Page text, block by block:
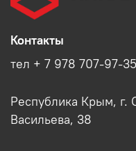
Контакты
тел + 7 978 707-97-35
Республика Крым, г.
Васильева, 38